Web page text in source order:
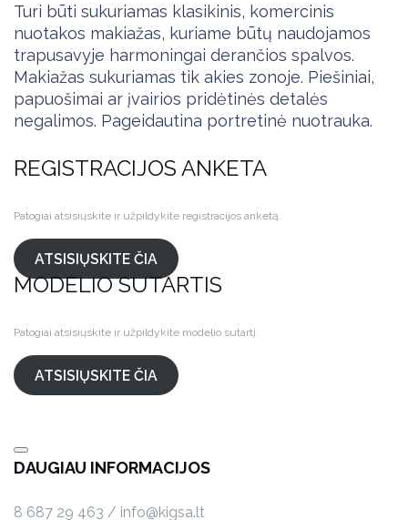
Turi būti sukuriamas klasikinis, komercinis
nuotakos makiažas, kuriame būtų naudojamos
trapusavyje harmoningai derančios spalvos.
Makiažas sukuriamas tik akies zonoje. Piešiniai,
papuošimai ar įvairios pridėtinės detalės
negalimos. Pageidautina portretinė nuotrauka.
REGISTRACIJOS ANKETA
Patogiai atsisiųskite ir užpildykite registracijos anketą.
ATSISIŲSKITE ČIA
MODELIO SUTARTIS
Patogiai atsisiųskite ir užpildykite modelio sutartį.
ATSISIŲSKITE ČIA
DAUGIAU INFORMACIJOS
8 687 29 463 / info@kigsa.lt